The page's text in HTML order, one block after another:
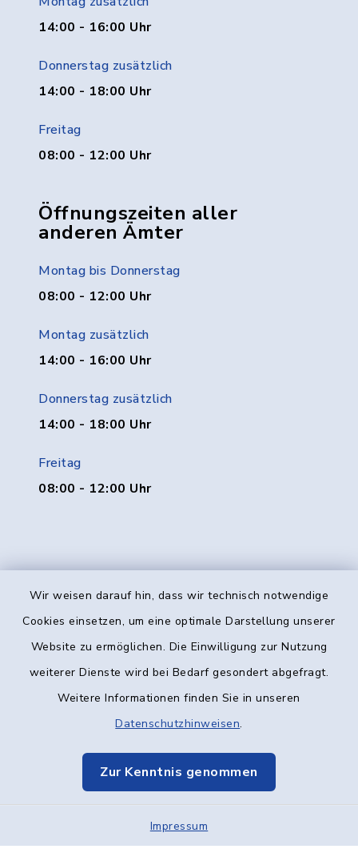
Wir weisen darauf hin, dass wir technisch notwendige
Cookies einsetzen, um eine optimale Darstellung unserer
Website zu ermöglichen. Die Einwilligung zur Nutzung
weiterer Dienste wird bei Bedarf gesondert abgefragt.
Weitere Informationen finden Sie in unseren
Datenschutzhinweisen.
Zur Kenntnis genommen
Impressum
14:00 - 16:00 Uhr
Donnerstag zusätzlich
14:00 - 18:00 Uhr
Freitag
08:00 - 12:00 Uhr
Öffnungszeiten aller
anderen Ämter
Montag bis Donnerstag
08:00 - 12:00 Uhr
Montag zusätzlich
14:00 - 16:00 Uhr
Donnerstag zusätzlich
14:00 - 18:00 Uhr
Freitag
08:00 - 12:00 Uhr
Kontakt
Datenschutz
Elektronische Kommunikation
Sitemap